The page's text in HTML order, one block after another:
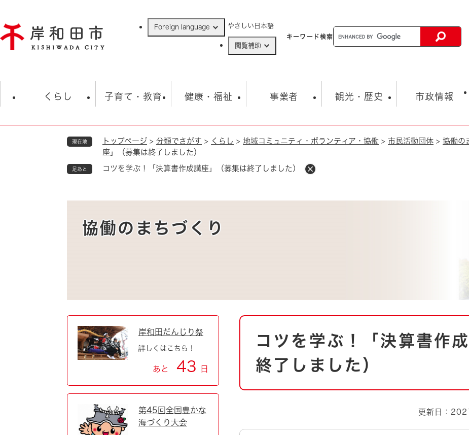
ジ
の
Foreign language やさしい日本語
閲覧補助
キーワード検索
くらし
住民票・戸籍
保険・年金
自然・環境・公園 住宅
道路・河川・交通 まちづくり
国際交流
子育て・教育
学校 子育て
健康・福祉
福祉・健康・生活 生涯学習・スポーツ
事業者
入札・契約情報 まちづくり・協働
産業振興
観光・歴史
観光 観光スポット
歴史 動画情報
市政情報
市の概要 総合計画
行財政
オープンデータ
現在地 トップページ > 分類でさがす > くらし > 地域コミュニティ・ボランティア・協働 > 市民活動団体 > 協働の
座」（募集は終了しました）
足あと コツを学ぶ！「決算書作成講座」（募集は終了しました）
協働のまちづくり
コツを学ぶ！「決算書作
終了しました）
更新日：
岸和田だんじり祭
詳しくはこちら！
あと 43 日
第45回全国豊かな
海づくり大会